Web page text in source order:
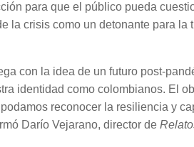
para que el público pueda
la crisis como un detonante para la
con la idea de un futuro post-
identidad como colombianos. El
reconocer la resiliencia y
Darío Vejarano, director de